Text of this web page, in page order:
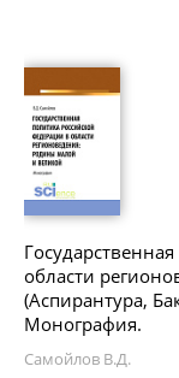
области
(Аспирантура,
Монография.
Самойлов В.Д.